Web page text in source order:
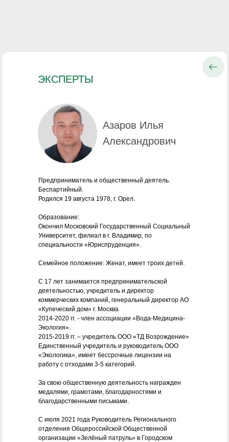
ЭКСПЕРТЫ
Азаров Илья
Александрович
Предприниматель и общественный деятель.
Беспартийный.
Родился 19 августа 1978, г. Орел.
Образование:
Окончил Московский Государственный Социальный
Университет, филиал в г. Владимир, по
специальности «Юриспруденция».
Семейное положение: Женат, имеет троих детей.
С 17 лет занимается предпринимательской
деятельностью, учредитель и директор
коммерческих компаний, генеральный директор АО
«Купеческий дом» г. Москва
2014-2020 гг. - член ассоциации «Вода-Медицина-
Экология».
2015-2019 гг. – учредитель ООО «ТД Возрождение»
Единственный учредитель и руководитель ООО
«Экологика», имеет бессрочные лицензии на
работу с отходами 3-5 категорий.
За свою общественную деятельность награжден
медалями, грамотами, благодарностями и
благодарственными письмами.
С июля 2021 года Руководитель Регионального
отделения Общероссийской Общественной
организации «Зелёный патруль» в Городском